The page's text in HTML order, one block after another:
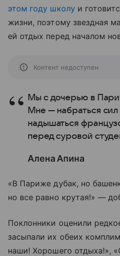
этом году школу и
жизни, поэтому звездная
ей отдых перед началом
Контент недоступен
Мы с дочерью в
Мне — набраться
надышаться
перед суровой
Алена Апина
«В Париже дубак, но
но все равно крутая!» —
Поклонники оценили
засыпали их обеих
наши! Хорошего отдыха!»,